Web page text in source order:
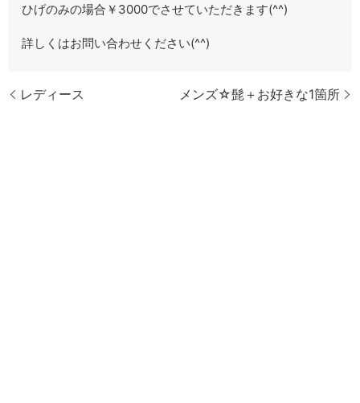
ひげのみの場合￥3000でさせていただきます(^^)
詳しくはお問い合わせください(^^)
レディース メンズ☆髭＋お好きな1箇所